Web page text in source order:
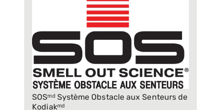
SOSᵐᵈ Système Obstacle aux Senteurs de
Kodiakᵐᵈ